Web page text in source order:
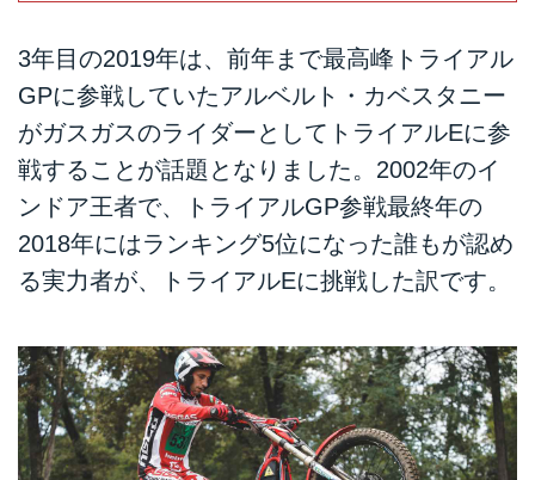
3年目の2019年は、前年まで最高峰トライアル
GPに参戦していたアルベルト・カベスタニー
がガスガスのライダーとしてトライアルEに参
戦することが話題となりました。2002年のイ
ンドア王者で、トライアルGP参戦最終年の
2018年にはランキング5位になった誰もが認め
る実力者が、トライアルEに挑戦した訳です。